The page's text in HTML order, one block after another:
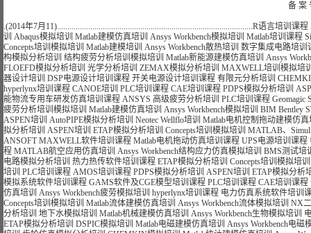
备 案
.(2014年7月11)..............................................................................................R语言培训课程
训 Abaqus模拟培训 Matlab建模仿真培训 Ansys Workbench模拟培训 Matlab培训课程
Concepts培训模拟培训 Matlab建模培训 Ansys Workbench散热培训 数字集成电路培训
构模拟分析培训 结构疲劳分析培训模拟培训 Matlab新能源建模仿真培训 Ansys
FLOEFD模拟分析培训 光学分析培训 ZEMAX模拟分析培训 MAXWELL培训模拟培
器设计培训 DSP电源设计培训课程 开关电源设计培训课程 有限元分析培训
hyperlynx培训课程 CANOE培训 PLC培训课程 CAE培训课程 PDPS模拟分析培训
能物流专用车研发仿真培训课程 ANSYS 高级疲劳分析培训 PLC培训课程 Geomagic
疲劳分析培训模拟培训 Matlab建模仿真培训 Ansys Workbench模拟培训 BIM Bentley
ASPEN培训 AutoPIPE模拟分析培训 Neotec Wellflo培训 Matlab电机控制拖动建模仿真
拟分析培训 ASPEN培训 ETAP模拟分析培训 Concepts培训模拟培训 MATLAB、
ANSOFT MAXWELL软件培训课程 Matlab电机拖动仿真培训课程 UPS电源培训课程
程 MATLAB航空应用仿真培训 Ansys Workbench结构应力仿真模拟培训 BMS测试培
电路模拟分析培训 热力热传软件培训课程 ETAP模拟分析培训 Concepts培训模拟培训
培训 PLC培训课程 AMOS培训课程 PDPS模拟分析培训 ASPEN培训 ETAP模拟分析
模拟系统软件培训课程 GAMS软件及CGE模型培训课程 PLC培训课程 CAE培训课程
仿真培训 Ansys Workbench疲劳模拟培训 hyperlynx培训课程 电力仿真系统软件培训
Concepts培训模拟培训 Matlab流体建模仿真培训 Ansys Workbench流体模拟培训 NX
分析培训 地下水模拟培训 Matlab机械建模仿真培训 Ansys Workbench生物模拟培训
ETAP模拟分析培训 DSPIC模拟培训 Matlab电磁建模仿真培训 Ansys Workbench电磁